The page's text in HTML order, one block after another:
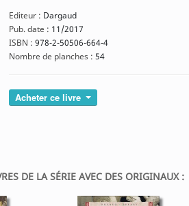
Editeur : Dargaud
Pub. date : 11/2017
ISBN : 978-2-50506-664-4
Nombre de planches : 54
Acheter ce livre
DE LA SÉRIE AVEC DES ORIGINAUX :